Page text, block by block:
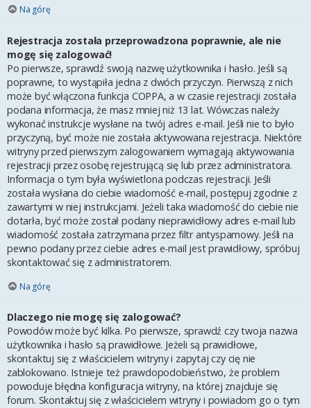
Na górę
Rejestracja została przeprowadzona poprawnie, ale nie
mogę się zalogować!
Po pierwsze, sprawdź swoją nazwę użytkownika i hasło. Jeśli są
poprawne, to wystąpiła jedna z dwóch przyczyn. Pierwszą z nich
może być włączona funkcja COPPA, a w czasie rejestracji została
podana informacja, że masz mniej niż 13 lat. Wówczas należy
wykonać instrukcje wysłane na twój adres e-mail. Jeśli nie to było
przyczyną, być może nie została aktywowana rejestracja. Niektóre
witryny przed pierwszym zalogowaniem wymagają aktywowania
rejestracji przez osobę rejestrującą się lub przez administratora.
Informacja o tym była wyświetlona podczas rejestracji. Jeśli
została wysłana do ciebie wiadomość e-mail, postępuj zgodnie z
zawartymi w niej instrukcjami. Jeżeli taka wiadomość do ciebie nie
dotarła, być może został podany nieprawidłowy adres e-mail lub
wiadomość została zatrzymana przez filtr antyspamowy. Jeśli na
pewno podany przez ciebie adres e-mail jest prawidłowy, spróbuj
skontaktować się z administratorem.
Na górę
Dlaczego nie mogę się zalogować?
Powodów może być kilka. Po pierwsze, sprawdź czy twoja nazwa
użytkownika i hasło są prawidłowe. Jeżeli są prawidłowe,
skontaktuj się z właścicielem witryny i zapytaj czy cię nie
zablokowano. Istnieje też prawdopodobieństwo, że problem
powoduje błędna konfiguracja witryny, na której znajduje się
forum. Skontaktuj się z właścicielem witryny i powiadom go o tym